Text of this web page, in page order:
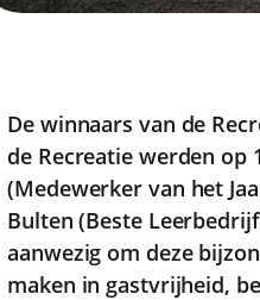
De winnaars van de
de Recreatie werden op
(Medewerker van het
Bulten (Beste
aanwezig om deze
maken in gastvrijheid,